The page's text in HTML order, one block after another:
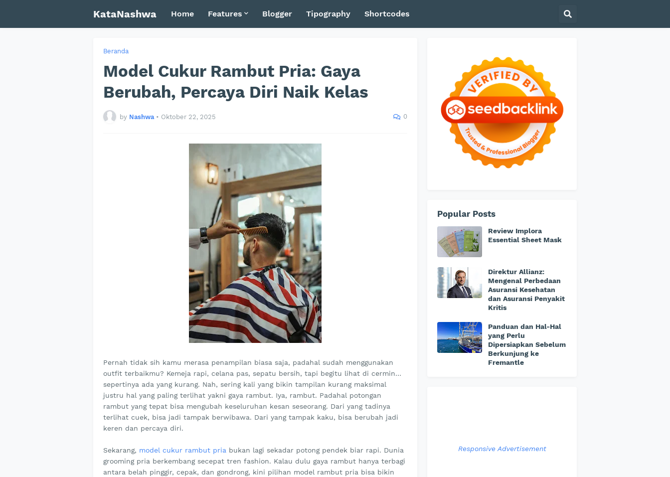
KataNashwa Home Features Blogger Tipography Shortcodes
Beranda
Model Cukur Rambut Pria: Gaya
Berubah, Percaya Diri Naik Kelas
by Nashwa • Oktober 22, 2025 0
Pernah tidak sih kamu merasa penampilan biasa saja, padahal sudah menggunakan
outfit terbaikmu? Kemeja rapi, celana pas, sepatu bersih, tapi begitu lihat di cermin…
sepertinya ada yang kurang. Nah, sering kali yang bikin tampilan kurang maksimal
justru hal yang paling terlihat yakni gaya rambut. Iya, rambut. Padahal potongan
rambut yang tepat bisa mengubah keseluruhan kesan seseorang. Dari yang tadinya
terlihat cuek, bisa jadi tampak berwibawa. Dari yang tampak kaku, bisa berubah jadi
keren dan percaya diri.
Sekarang, model cukur rambut pria bukan lagi sekadar potong pendek biar rapi. Dunia
grooming pria berkembang secepat tren fashion. Kalau dulu gaya rambut hanya terbagi
antara belah pinggir, cepak, dan gondrong, kini pilihan model rambut pria bisa bikin
Popular Posts
Review Implora
Essential Sheet Mask
Direktur Allianz:
Mengenal Perbedaan
Asuransi Kesehatan
dan Asuransi Penyakit
Kritis
Panduan dan Hal-Hal
yang Perlu
Dipersiapkan Sebelum
Berkunjung ke
Fremantle
Responsive Advertisement